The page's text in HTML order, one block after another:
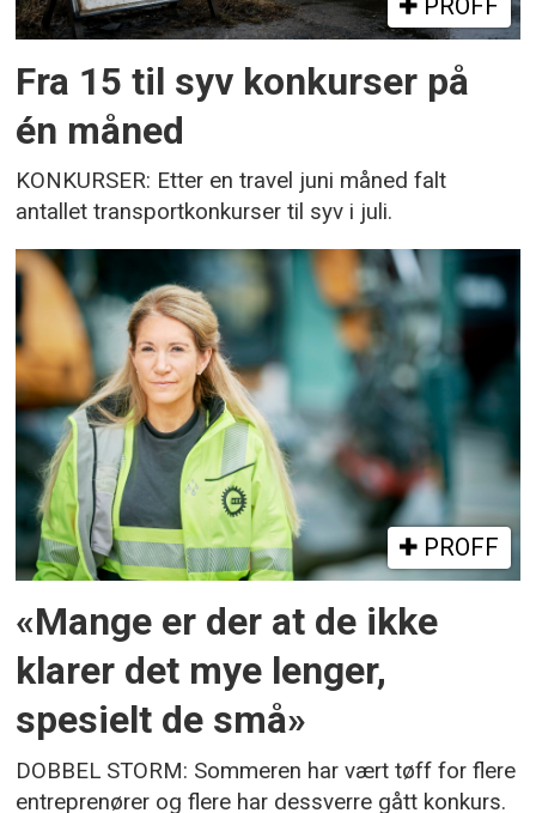
PROFF
Fra 15 til syv konkurser på
én måned
KONKURSER: Etter en travel juni måned falt
antallet transportkonkurser til syv i juli.
PROFF
«Mange er der at de ikke
klarer det mye lenger,
spesielt de små»
DOBBEL STORM: Sommeren har vært tøff for flere
entreprenører og flere har dessverre gått konkurs.